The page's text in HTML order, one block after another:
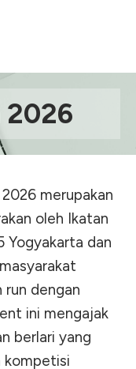
2026
merupakan
oleh Ikatan
Yogyakarta dan
run dengan
ini mengajak
berlari yang
kompetisi